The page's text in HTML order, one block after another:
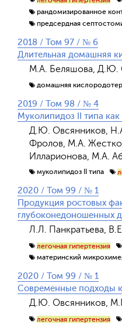
рандомизированное
предсердная
2018 / Том 97 / № 6
Длительная домашняя
М.А. Беляшова, Д.Ю.
домашняя
2019 / Том 98 / № 4
Муколипидоз II типа как
Д.Ю. Овсянников,
Фролов, М.А.
Илларионова, М.А.
муколипидоз II типа
2020 / Том 99 / № 1
Продукция ростовых
глубоконедоношенных
Л.Л. Панкратьева,
легочная гипертензия
материнский
2020 / Том 99 / № 1
Современные подходы к
Д.Ю. Овсянников,
легочная гипертензия